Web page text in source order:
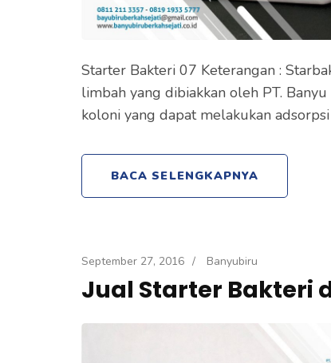
Starter Bakteri 07 Keterangan :
limbah yang dibiakkan oleh PT.
koloni yang dapat melakukan
BACA SELENGKAPNYA
September 27, 2016 / Banyubiru
Jual Starter Bakteri